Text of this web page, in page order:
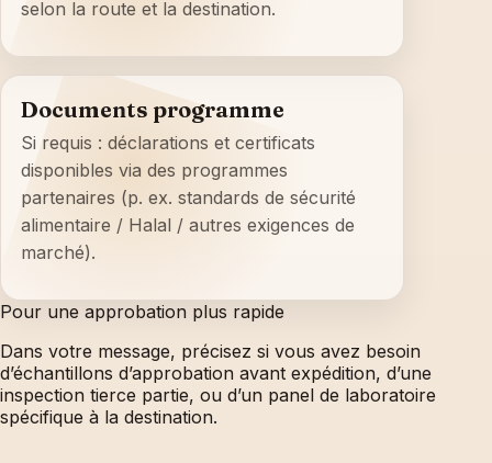
selon la route et la destination.
Documents programme
Si requis : déclarations et certificats
disponibles via des programmes
partenaires (p. ex. standards de sécurité
alimentaire / Halal / autres exigences de
marché).
Pour une approbation plus rapide
Dans votre message, précisez si vous avez besoin
d’échantillons d’approbation avant expédition, d’une
inspection tierce partie, ou d’un panel de laboratoire
spécifique à la destination.